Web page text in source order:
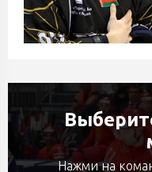
Нажми на